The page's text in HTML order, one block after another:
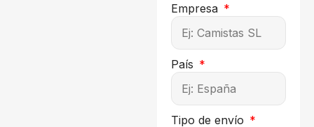
Empresa
País
Tipo de envío